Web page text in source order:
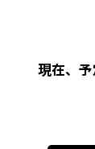
現在、予